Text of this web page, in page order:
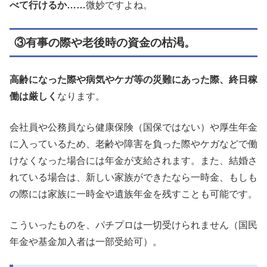
べて行けるか……微妙ですよね。
③有事の際や老後時の資金の枯渇。
高齢になった際や病気やケガ等の災難にあった際、終日稼
働は厳しく なります。
会社員や公務員なら健康保険（国保ではない）や厚生年金
に入っているため、老齢や障害を負った際やケガなどで働
けなくなった場合には年金が支給されます。また、結婚さ
れている場合は、新しい家族ができたなら一時金、もしも
の際には家族に一時金や遺族年金を残すことも可能です。
こういったものを、パチプロは一切受けられません（国民
年金や基金加入者は一部受給可）。